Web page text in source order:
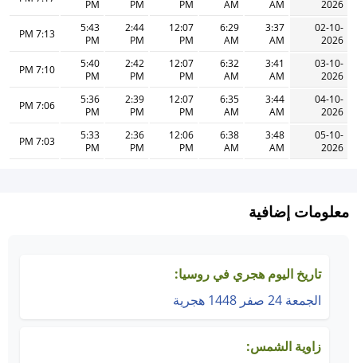
2026
AM
AM
PM
PM
PM
02-10-
2026
3:37
AM
6:29
AM
12:07
PM
2:44
PM
5:43
PM
7:13 PM
03-10-
2026
3:41
AM
6:32
AM
12:07
PM
2:42
PM
5:40
PM
7:10 PM
04-10-
2026
3:44
AM
6:35
AM
12:07
PM
2:39
PM
5:36
PM
7:06 PM
05-10-
2026
3:48
AM
6:38
AM
12:06
PM
2:36
PM
5:33
PM
7:03 PM
معلومات إضافية
تاريخ اليوم هجري في روسيا:
الجمعة 24 صفر 1448 هجرية
زاوية الشمس: